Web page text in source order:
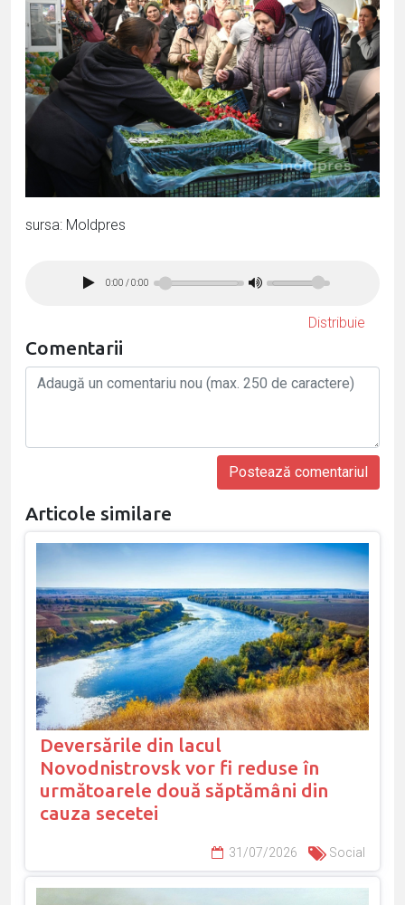
sursa: Moldpres
0:00 /0:00
Distribuie
Comentarii
Articole similare
Deversările din lacul
Novodnistrovsk vor fi reduse în
următoarele două săptămâni din
cauza secetei
31/07/2026 Social